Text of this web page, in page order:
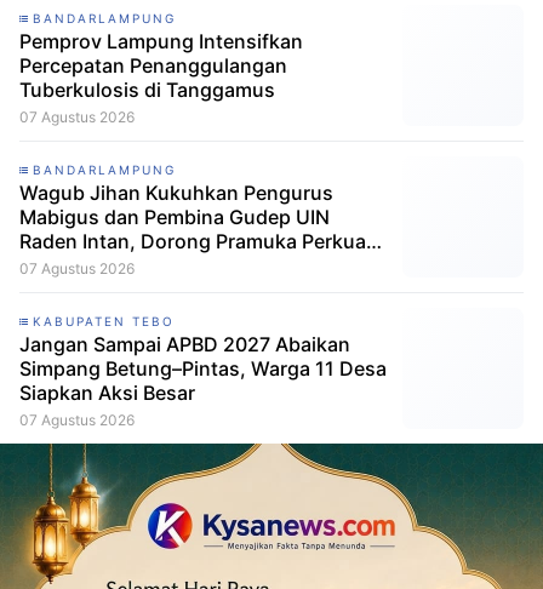
BANDARLAMPUNG
Pemprov Lampung Intensifkan
Percepatan Penanggulangan
Tuberkulosis di Tanggamus
07 Agustus 2026
BANDARLAMPUNG
Wagub Jihan Kukuhkan Pengurus
Mabigus dan Pembina Gudep UIN
Raden Intan, Dorong Pramuka Perkuat
Karakter Generasi Muda
07 Agustus 2026
KABUPATEN TEBO
Jangan Sampai APBD 2027 Abaikan
Simpang Betung–Pintas, Warga 11 Desa
Siapkan Aksi Besar
07 Agustus 2026